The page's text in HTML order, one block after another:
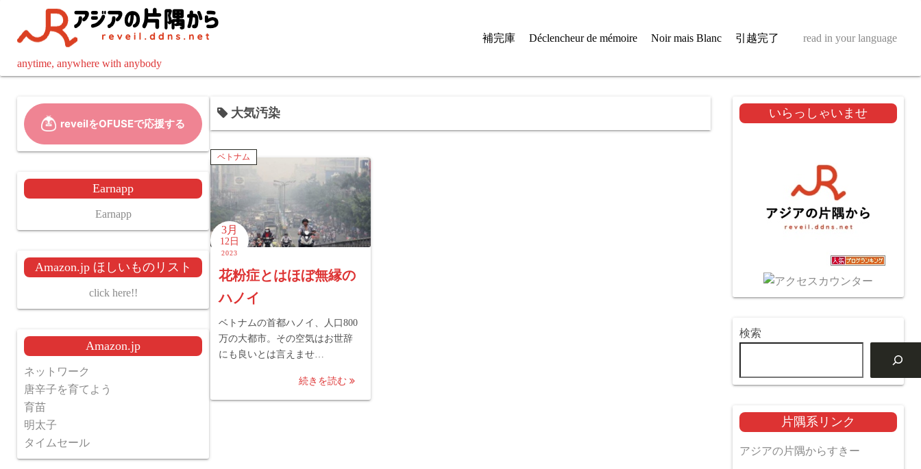
ツ
anytime, anywhere with anybody
補完庫 Déclencheur de mémoire Noir mais Blanc 引越完了 read in your language
大気汚染
ベトナム
3月
12日
2023
花粉症とはほぼ無縁の
ハノイ
ベトナムの首都ハノイ、人口800
万の大都市。その空気はお世辞
にも良いとは言えませ…
続きを読む
Earnapp
Earnapp
Amazon.jp ほしいものリスト
click here!!
Amazon.jp
ネットワーク
唐辛子を育てよう
育苗
明太子
タイムセール
いらっしゃいませ
検索
片隅系リンク
アジアの片隅からすきー